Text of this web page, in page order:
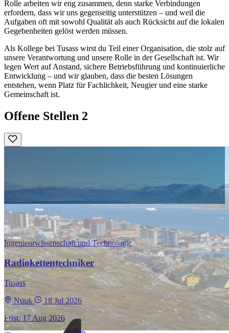
Rolle arbeiten wir eng zusammen, denn starke Verbindungen
erfordern, dass wir uns gegenseitig unterstützen – und weil die
Aufgaben oft mit sowohl Qualität als auch Rücksicht auf die lokalen
Gegebenheiten gelöst werden müssen.
Als Kollege bei Tusass wirst du Teil einer Organisation, die stolz auf
unsere Verantwortung und unsere Rolle in der Gesellschaft ist. Wir
legen Wert auf Anstand, sichere Betriebsführung und kontinuierliche
Entwicklung – und wir glauben, dass die besten Lösungen
entstehen, wenn Platz für Fachlichkeit, Neugier und eine starke
Gemeinschaft ist.
Offene Stellen 2
Ingenieurwissenschaft und Technologie
Radiokettentechniker
Tusass
Nuuk
18 Jul 2026
Frist: 17 Aug 2026